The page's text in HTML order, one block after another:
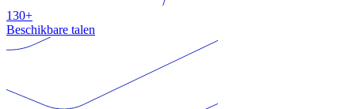
130+
Beschikbare talen